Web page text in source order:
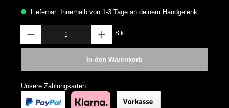
Lieferbar: Innerhalb von 1-3 Tage an deinem Handgelenk
Stk.
In den Warenkorb
Unsere Zahlungsarten: